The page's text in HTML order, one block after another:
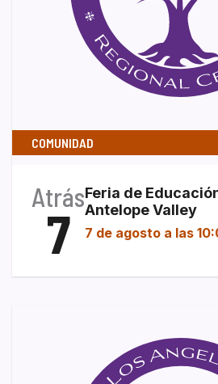
COMUNIDAD
Atrás
7
Feria de
Antelope Valley
7 de agosto a las